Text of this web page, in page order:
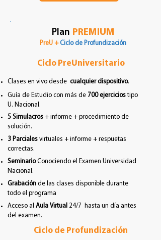
Plan PREMIUM
PreU +Ciclo de Profundización
Ciclo PreUniversitario
Clases en vivo desde cualquier dispositivo.
Guía de Estudio con más de 700 ejerciciostipo
U. Nacional.
5 Simulacros + informe + procedimiento de
solución.
3 Parciales virtuales + informe + respuetas
correctas.
SeminarioConociendo el Examen Universidad
Nacional.
Grabación de las clases disponible durante
todo el programa
Acceso al Aula Virtual 24/7 hasta un día antes
del examen.
Ciclo de Profundización